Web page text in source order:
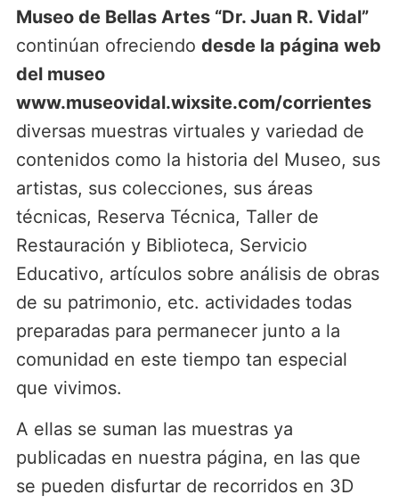
Museo de Bellas Artes “Dr. Juan R. Vidal”
continúan ofreciendo desde la página web
del museo
www.museovidal.wixsite.com/corrientes
diversas muestras virtuales y variedad de
contenidos como la historia del Museo, sus
artistas, sus colecciones, sus áreas
técnicas, Reserva Técnica, Taller de
Restauración y Biblioteca, Servicio
Educativo, artículos sobre análisis de obras
de su patrimonio, etc. actividades todas
preparadas para permanecer junto a la
comunidad en este tiempo tan especial
que vivimos.
A ellas se suman las muestras ya
publicadas en nuestra página, en las que
se pueden disfurtar de recorridos en 3D